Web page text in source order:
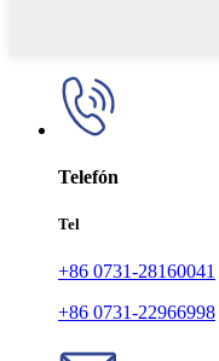
Telefón
Tel
+86 0731-28160041
+86 0731-22966998